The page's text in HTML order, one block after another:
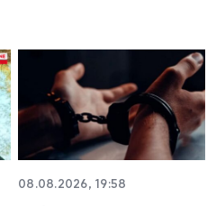
08.08.2026, 19:58